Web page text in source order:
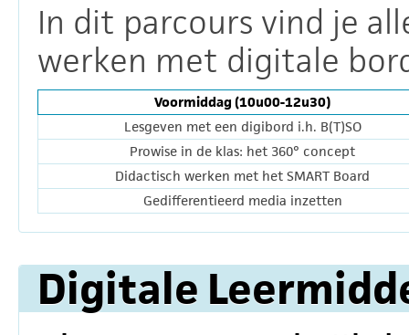
In dit parcours vind je
werken met digitale
Voormiddag (10u00-12u30)
Lesgeven met een digibord i.h. B(T)SO
Prowise in de klas: het 360° concept
Didactisch werken met het SMART Board
Gedifferentieerd media inzetten
Digitale